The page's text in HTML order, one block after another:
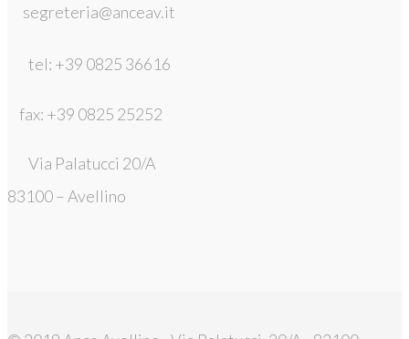
segreteria@anceav.it
tel: +39 0825 36616
fax: +39 0825 25252
Via Palatucci 20/A
83100 – Avellino